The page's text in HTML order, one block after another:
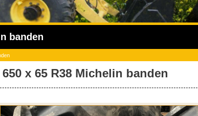
banden
650 x 65 R38 Michelin banden